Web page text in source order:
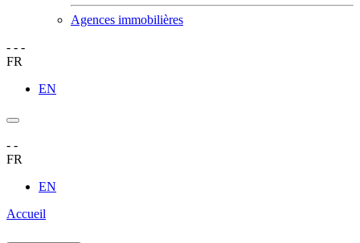
Agences immobilières
- - -
FR
EN
- -
FR
EN
Accueil